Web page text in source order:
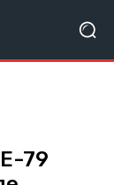
79